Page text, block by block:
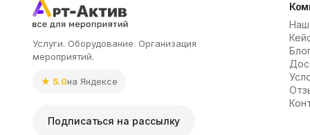
Услуги. Оборудование. Организация
мероприятий.
★ 5.0на Яндексе
Подписаться на рассылку